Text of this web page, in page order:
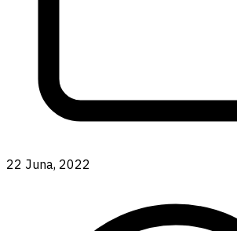
22 Juna, 2022